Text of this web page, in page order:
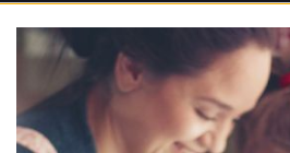
Zum
Ende
Bildergalerie
springen